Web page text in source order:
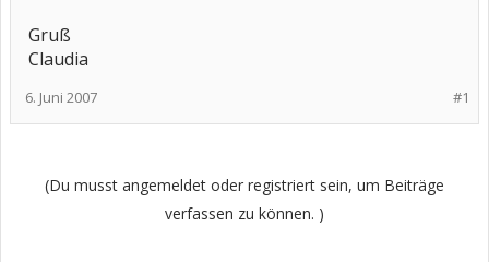
Gruß
Claudia
#1
6. Juni 2007
(Du musst angemeldet oder registriert sein, um Beiträge
verfassen zu können. )